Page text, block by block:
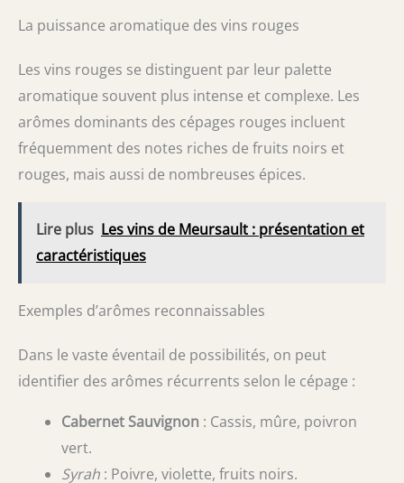
La puissance aromatique des vins rouges
Les vins rouges se distinguent par leur palette
aromatique souvent plus intense et complexe. Les
arômes dominants des cépages rouges incluent
fréquemment des notes riches de fruits noirs et
rouges, mais aussi de nombreuses épices.
Lire plus Les vins de Meursault : présentation et
caractéristiques
Exemples d’arômes reconnaissables
Dans le vaste éventail de possibilités, on peut
identifier des arômes récurrents selon le cépage :
Cabernet Sauvignon : Cassis, mûre, poivron
vert.
Syrah : Poivre, violette, fruits noirs.